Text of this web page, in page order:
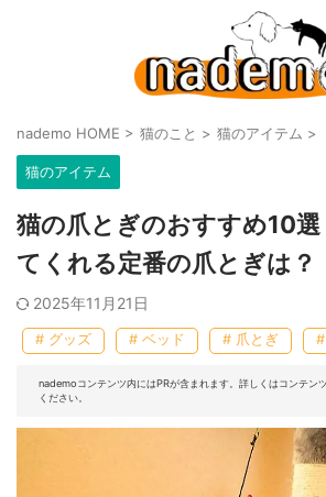
nademo HOME > 猫のこと > 猫のアイテム >
猫のアイテム
猫の爪とぎのおすすめ10選
てくれる定番の爪とぎは？
2025年11月21日
# グッズ # ベッド # 爪とぎ
nademoコンテンツ内にはPRが含まれます。詳しくはコンテン
ください。